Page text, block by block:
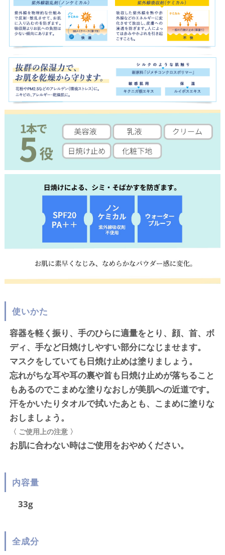
使いかた
容器を軽く振り、手のひらに適量をとり、顔、首、ボ
ディ、手など日焼けしやすい部分になじませます。
マスクをしていても日焼け止めは塗りましょう。
忘れがちな耳や耳の裏や首も日焼け止めが落ちること
もあるのでこまめな塗りなおしが美肌への近道です。
汗をかいたりタオルで拭いたあとも、こまめに塗りな
おしましょう。
〈 ご使用上の注意 〉
お肌に合わない時はご使用をおやめください。
内容量
33g
全成分